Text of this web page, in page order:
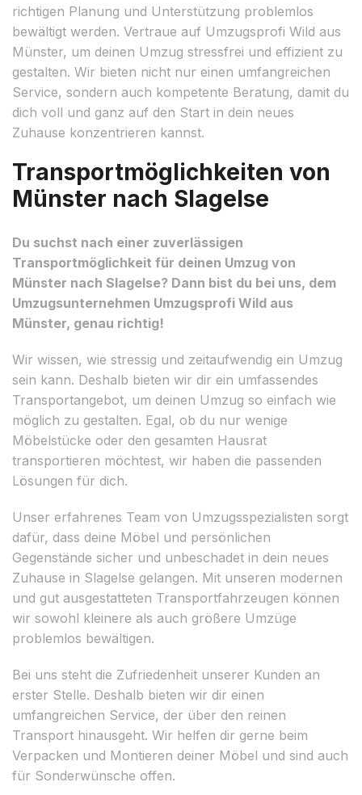
richtigen Planung und Unterstützung problemlos
bewältigt werden. Vertraue auf Umzugsprofi Wild aus
Münster, um deinen Umzug stressfrei und effizient zu
gestalten. Wir bieten nicht nur einen umfangreichen
Service, sondern auch kompetente Beratung, damit du
dich voll und ganz auf den Start in dein neues
Zuhause konzentrieren kannst.
Transportmöglichkeiten von
Münster nach Slagelse
Du suchst nach einer zuverlässigen
Transportmöglichkeit für deinen Umzug von
Münster nach Slagelse? Dann bist du bei uns, dem
Umzugsunternehmen Umzugsprofi Wild aus
Münster, genau richtig!
Wir wissen, wie stressig und zeitaufwendig ein Umzug
sein kann. Deshalb bieten wir dir ein umfassendes
Transportangebot, um deinen Umzug so einfach wie
möglich zu gestalten. Egal, ob du nur wenige
Möbelstücke oder den gesamten Hausrat
transportieren möchtest, wir haben die passenden
Lösungen für dich.
Unser erfahrenes Team von Umzugsspezialisten sorgt
dafür, dass deine Möbel und persönlichen
Gegenstände sicher und unbeschadet in dein neues
Zuhause in Slagelse gelangen. Mit unseren modernen
und gut ausgestatteten Transportfahrzeugen können
wir sowohl kleinere als auch größere Umzüge
problemlos bewältigen.
Bei uns steht die Zufriedenheit unserer Kunden an
erster Stelle. Deshalb bieten wir dir einen
umfangreichen Service, der über den reinen
Transport hinausgeht. Wir helfen dir gerne beim
Verpacken und Montieren deiner Möbel und sind auch
für Sonderwünsche offen.